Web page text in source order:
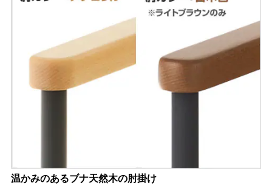
温かみのあるブナ天然木の肘掛け